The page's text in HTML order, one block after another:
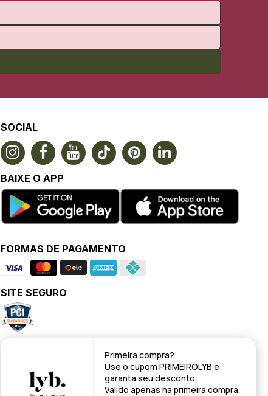
SOCIAL
BAIXE O APP
FORMAS DE PAGAMENTO
SITE SEGURO
Primeira compra?
Use o cupom PRIMEIROLYB e
garanta seu desconto.
Válido apenas na primeira compra.